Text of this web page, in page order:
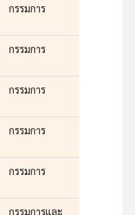
กรรมการ
กรรมการ
กรรมการ
กรรมการ
กรรมการ
กรรมการและ